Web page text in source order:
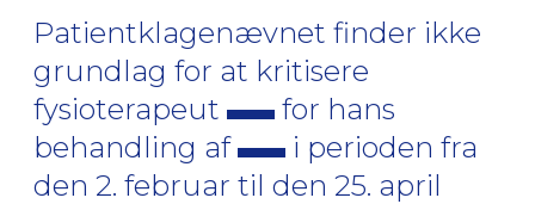
Patientklagenævnet finder ikke
grundlag for at kritisere
fysioterapeut
for hans
behandling af
i perioden fra
den 2. februar til den 25. april